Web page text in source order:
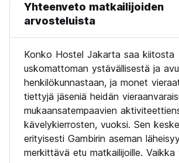
Yhteenveto matkailijoiden
arvosteluista
Konko Hostel Jakarta saa kiitosta
uskomattoman ystävällisestä ja
henkilökunnastaan, ja monet
tiettyjä jäseniä heidän
mukaansatempaavien
kävelykierrosten, vuoksi. Sen
erityisesti Gambirin aseman
merkittävä etu matkailijoille. Vaikka